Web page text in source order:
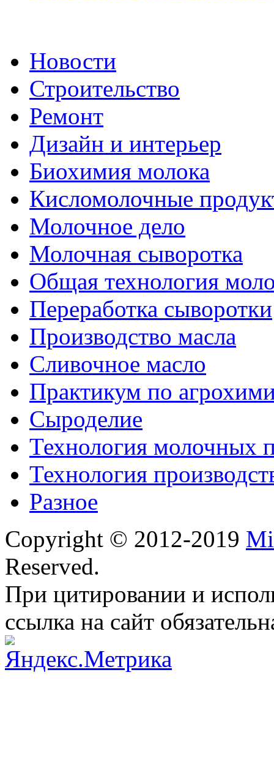
Новости
Строительство
Ремонт
Дизайн и интерьер
Биохимия молока
Кисломолочные
Молочное дело
Молочная сыворотка
Общая технология
Переработка сыворотки
Производство масла
Сливочное масло
Практикум по
Сыроделие
Технология молочных
Технология
Разное
Copyright © 2012-2019
Reserved.
При цитировании и
ссылка на сайт